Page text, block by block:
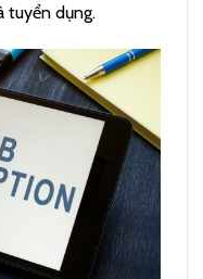
tuyển dụng.